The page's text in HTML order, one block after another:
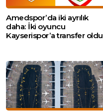
Amedspor’da iki ayrılık
daha: İki oyuncu
Kayserispor’a transfer oldu